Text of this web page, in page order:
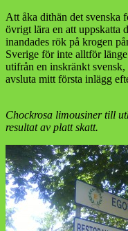
Att åka dithän det svenska
övrigt lära en att uppskatta
inandades rök på krogen
Sverige för inte alltför
utifrån en inskränkt
avsluta mitt första inlägg
Chockrosa limousiner till
resultat av platt skatt.